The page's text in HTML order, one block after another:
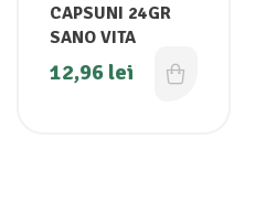
CAPSUNI 24GR
SANO VITA
12,96 lei